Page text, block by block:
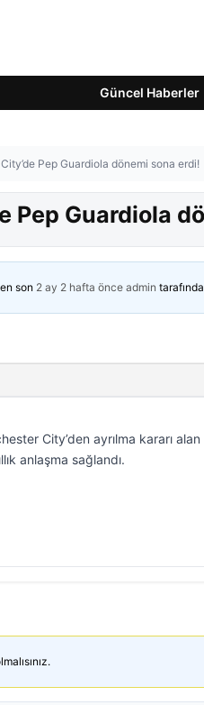
Güncel Haberler
Pep Guardiola dönemi sona erdi!
Pep Guardiola
son 2 ay 2 hafta önce admin
City’den ayrılma kararı
anlaşma sağlandı.